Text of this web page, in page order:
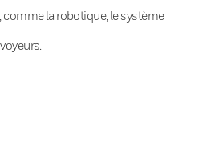
la robotique, le système